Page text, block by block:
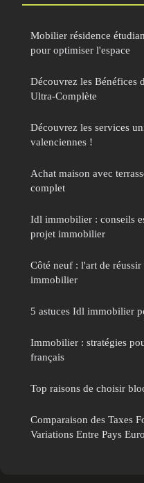
Mobilier résidence
pour optimiser l'espace
Découvrez les Bénéfices
Ultra-Complète
Découvrez les services
valenciennes !
Achat maison avec
complet
Idl immobilier : conseils
projet immobilier
Côté neuf : l'art de
immobilier
5 astuces Idl immobilier
Immobilier : stratégies
français
Top raisons de choisir
Comparaison des Taxes
Variations Entre Pays